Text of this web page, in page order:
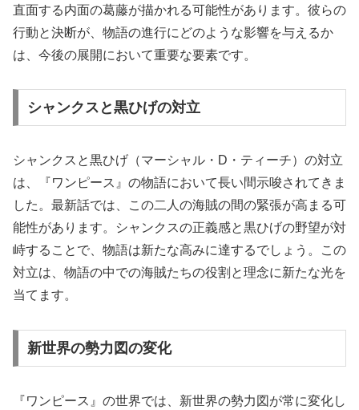
直面する内面の葛藤が描かれる可能性があります。彼らの
行動と決断が、物語の進行にどのような影響を与えるか
は、今後の展開において重要な要素です。
シャンクスと黒ひげの対立
シャンクスと黒ひげ（マーシャル・D・ティーチ）の対立
は、『ワンピース』の物語において長い間示唆されてきま
した。最新話では、この二人の海賊の間の緊張が高まる可
能性があります。シャンクスの正義感と黒ひげの野望が対
峙することで、物語は新たな高みに達するでしょう。この
対立は、物語の中での海賊たちの役割と理念に新たな光を
当てます。
新世界の勢力図の変化
『ワンピース』の世界では、新世界の勢力図が常に変化し